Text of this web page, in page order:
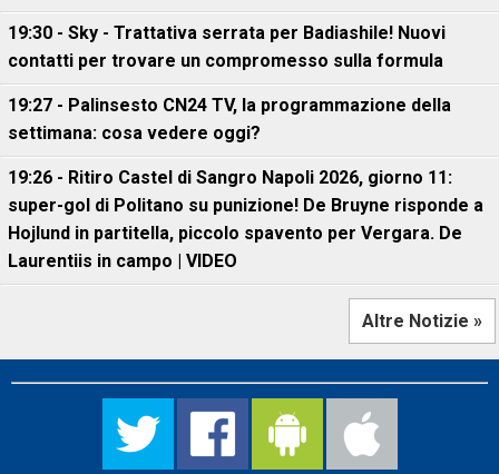
19:30 - Sky - Trattativa serrata per Badiashile! Nuovi
contatti per trovare un compromesso sulla formula
19:27 - Palinsesto CN24 TV, la programmazione della
settimana: cosa vedere oggi?
19:26 - Ritiro Castel di Sangro Napoli 2026, giorno 11:
super-gol di Politano su punizione! De Bruyne risponde a
Hojlund in partitella, piccolo spavento per Vergara. De
Laurentiis in campo | VIDEO
Altre Notizie »